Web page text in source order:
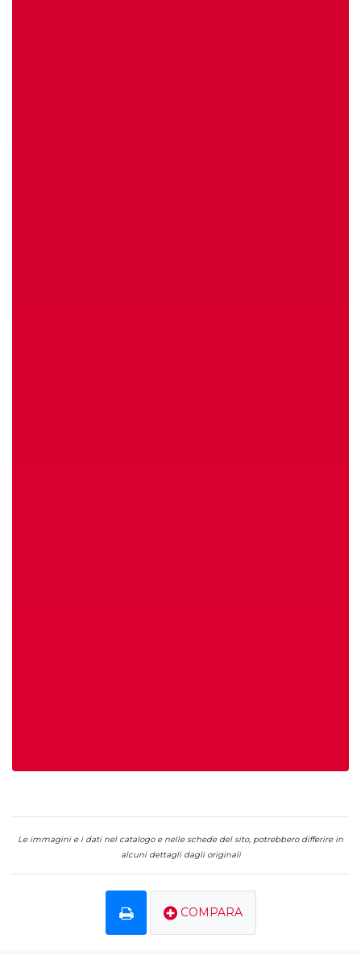
Le immagini e i dati nel catalogo e nelle schede del sito, potrebbero differire in
alcuni dettagli dagli originali
COMPARA